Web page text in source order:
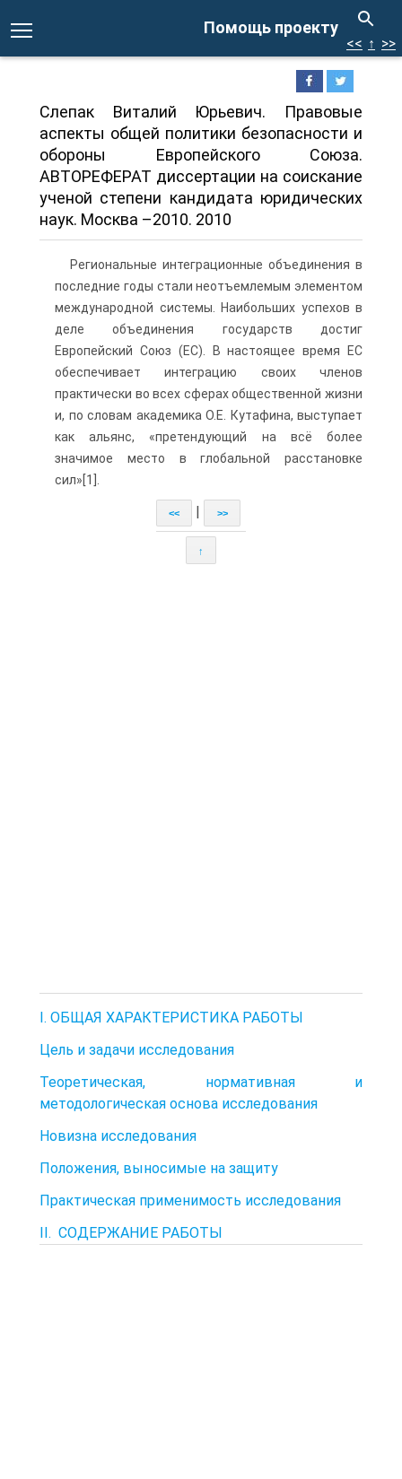
Помощь проекту
<< ↑ >>
Слепак Виталий Юрьевич. Правовые
аспекты общей политики безопасности и
обороны Европейского Союза.
АВТОРЕФЕРАТ диссертации на соискание
ученой степени кандидата юридических
наук. Москва –2010. 2010
Региональные интеграционные объединения в
последние годы стали неотъемлемым элементом
международной системы. Наибольших успехов в
деле объединения государств достиг
Европейский Союз (ЕС). В настоящее время ЕС
обеспечивает интеграцию своих членов
практически во всех сферах общественной жизни
и, по словам академика О.Е. Кутафина, выступает
как альянс, «претендующий на всё более
значимое место в глобальной расстановке
сил»[1].
<< >>
↑
I. ОБЩАЯ ХАРАКТЕРИСТИКА РАБОТЫ
Цель и задачи исследования
Теоретическая, нормативная и
методологическая основа исследования
Новизна исследования
Положения, выносимые на защиту
Практическая применимость исследования
II. СОДЕРЖАНИЕ РАБОТЫ